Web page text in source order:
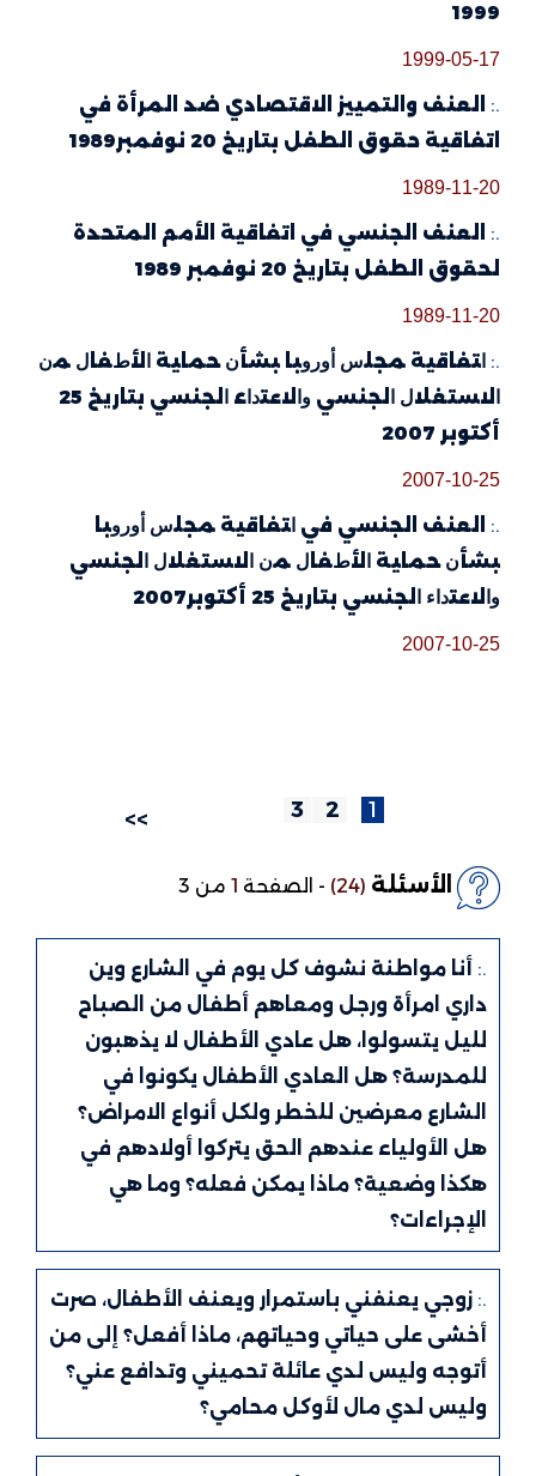
1999
1999-05-17
العنف والتمييز الاقتصادي ضد المرأة في
اتفاقية حقوق الطفل بتاريخ 20 نوفمبر1989
1989-11-20
العنف الجنسي في اتفاقية الأمم المتحدة
لحقوق الطفل بتاريخ 20 نوفمبر 1989
1989-11-20
ﺍﺘﻔﺎﻗﻴﺔ ﻤﺠﻠﺱ ﺃﻭﺭﻭﺒﺎ ﺒﺸﺄﻥ ﺤﻤﺎﻴﺔ ﺍﻷﻁﻔﺎﻝ ﻤﻥ
ﺍﻻﺴﺘﻐﻼﻝ ﺍﻟﺠﻨﺴﻲ ﻭﺍﻻﻋﺘﺩﺍء ﺍﻟﺠﻨﺴﻲ بتاريخ 25
أكتوبر 2007
2007-10-25
العنف الجنسي في ﺍﺘﻔﺎﻗﻴﺔ ﻤﺠﻠﺱ ﺃﻭﺭﻭﺒﺎ
ﺒﺸﺄﻥ ﺤﻤﺎﻴﺔ ﺍﻷﻁﻔﺎﻝ ﻤﻥ ﺍﻻﺴﺘﻐﻼﻝ ﺍﻟﺠﻨﺴﻲ
ﻭﺍﻻﻋﺘﺩﺍﺀ ﺍﻟﺠﻨﺴﻲ بتاريخ 25 أكتوبر2007
2007-10-25
>>
الأسئلة (24)
-الصفحة1من 3
أنا مواطنة نشوف كل يوم في الشارع وين
داري امرأة ورجل ومعاهم أطفال من الصباح
لليل يتسولوا، هل عادي الأطفال لا يذهبون
للمدرسة؟ هل العادي الأطفال يكونوا في
الشارع معرضين للخطر ولكل أنواع الامراض؟
هل الأولياء عندهم الحق يتركوا أولادهم في
هكذا وضعية؟ ماذا يمكن فعله؟ وما هي
الإجراءات؟
زوجي يعنفني باستمرار ويعنف الأطفال، صرت
أخشى على حياتي وحياتهم، ماذا أفعل؟ إلى من
أتوجه وليس لدي عائلة تحميني وتدافع عني؟
وليس لدي مال لأوكل محامي؟